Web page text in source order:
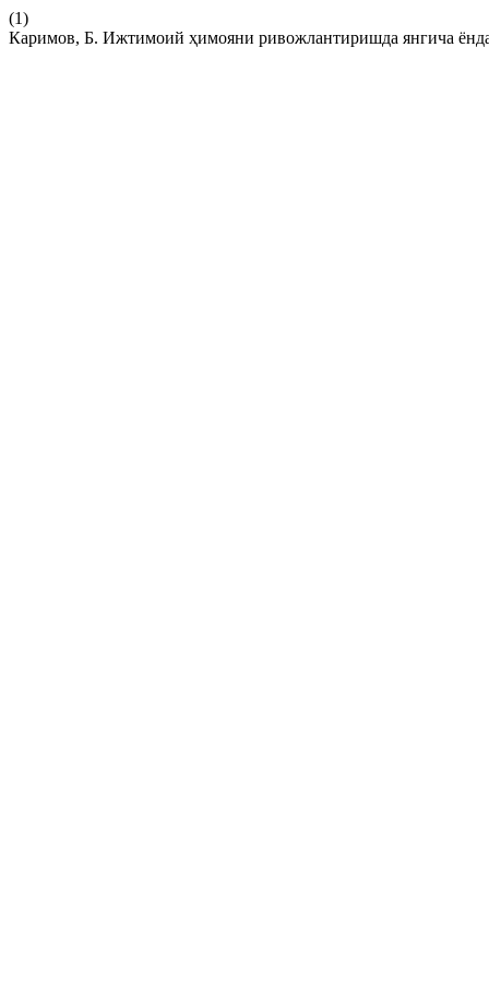
(1)
Каримов, Б. Ижтимоий ҳимояни ривожлантиришда янгича